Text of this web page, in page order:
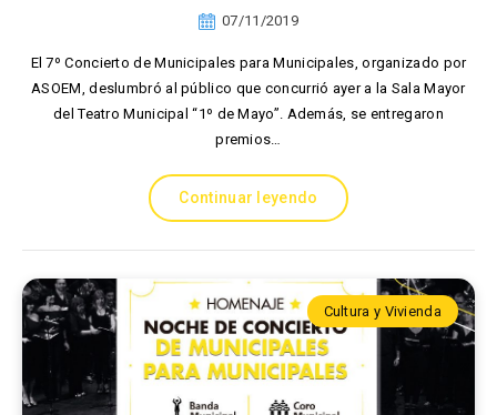
07/11/2019
El 7º Concierto de Municipales para Municipales, organizado por
ASOEM, deslumbró al público que concurrió ayer a la Sala Mayor
del Teatro Municipal “1º de Mayo”. Además, se entregaron
premios…
Continuar leyendo
Cultura y Vivienda